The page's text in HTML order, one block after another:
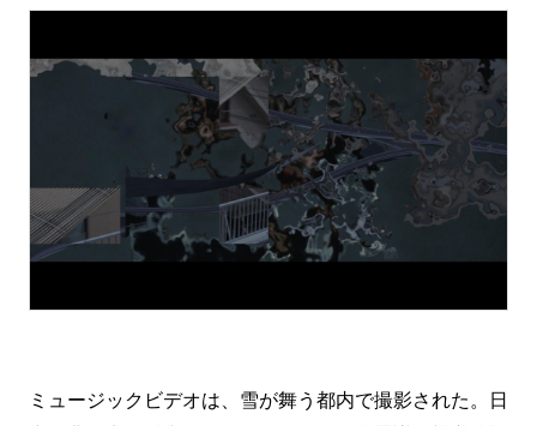
ミュージックビデオは、雪が舞う都内で撮影された。日